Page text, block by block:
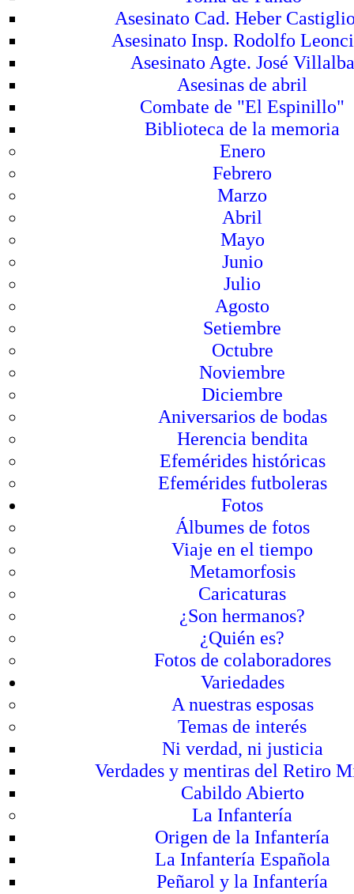
Asesinato Cad. Heber
Asesinato Insp. Rodolfo
Asesinato Agte. José Villalba
Asesinas de abril
Combate de "El Espinillo"
Biblioteca de la memoria
Enero
Febrero
Marzo
Abril
Mayo
Junio
Julio
Agosto
Setiembre
Octubre
Noviembre
Diciembre
Aniversarios de bodas
Herencia bendita
Efemérides históricas
Efemérides futboleras
Fotos
Álbumes de fotos
Viaje en el tiempo
Metamorfosis
Caricaturas
¿Son hermanos?
¿Quién es?
Fotos de colaboradores
Variedades
A nuestras esposas
Temas de interés
Ni verdad, ni justicia
Verdades y mentiras del Retiro
Cabildo Abierto
La Infantería
Origen de la Infantería
La Infantería Española
Peñarol y la Infantería